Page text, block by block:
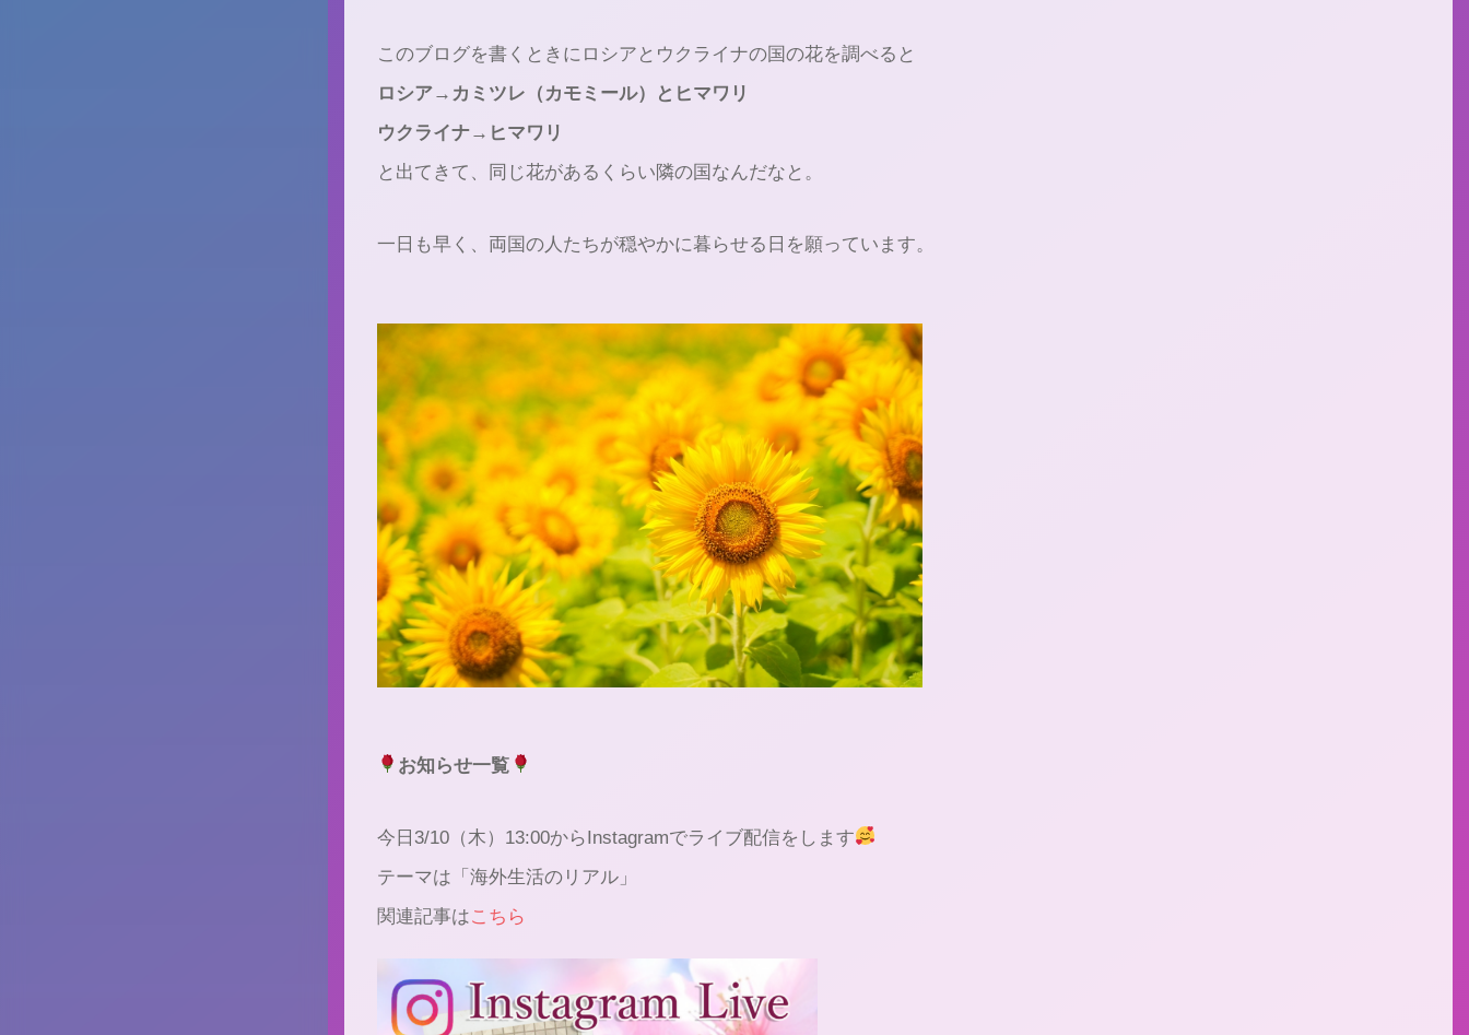
このブログを書くときにロシアとウクライナの国の花を調べると
ロシア→カミツレ（カモミール）とヒマワリ
ウクライナ→ヒマワリ
と出てきて、同じ花があるくらい隣の国なんだなと。
一日も早く、両国の人たちが穏やかに暮らせる日を願っています。
お知らせ一覧
今日3/10（木）13:00⁡からInstagramでライブ配信をします
テーマは「海外生活のリアル」
関連記事はこちら